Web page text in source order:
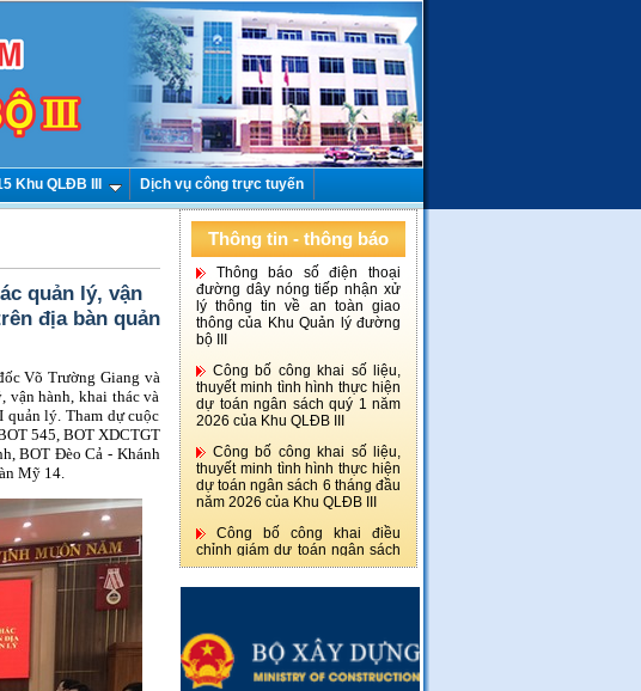
Khu QLĐB III Dịch vụ công trực tuyến
quản lý, vận
địa bàn quản
Võ Trường Giang và
vận hành, khai thác và
lý. Tham dự cuộc
545, BOT XDCTGT
BOT Đèo Cả - Khánh
Mỹ 14.
Thông tin - thông báo
Thông báo số điện thoại
đường dây nóng tiếp nhận xử
lý thông tin về an toàn giao
thông của Khu Quản lý đường
bộ III
Công bố công khai số liệu,
thuyết minh tình hình thực hiện
dự toán ngân sách quý 1 năm
2026 của Khu QLĐB III
Công bố công khai số liệu,
thuyết minh tình hình thực hiện
dự toán ngân sách 6 tháng đầu
năm 2026 của Khu QLĐB III
Công bố công khai điều
chỉnh giám dự toán ngân sách
năm 2026 của Khu Quản lý
đường bộ III